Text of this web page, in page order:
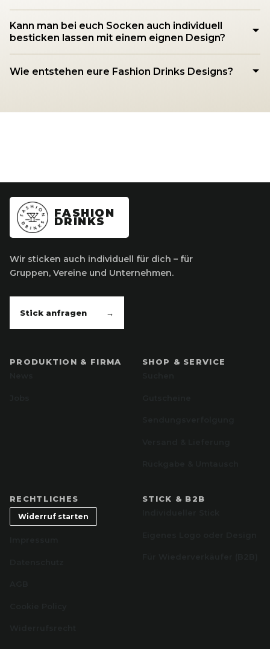
Kann man bei euch Socken auch individuell
besticken lassen mit einem eignen Design?
Wie entstehen eure Fashion Drinks Designs?
FASHION
DRINKS
Wir sticken auch individuell für dich – für
Gruppen, Vereine und Unternehmen.
Stick anfragen →
PRODUKTION & FIRMA
SHOP & SERVICE
RECHTLICHES
Widerruf starten
STICK & B2B